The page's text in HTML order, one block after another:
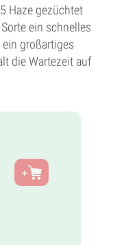
Haze gezüchtet
ein schnelles
großartiges
die Wartezeit auf